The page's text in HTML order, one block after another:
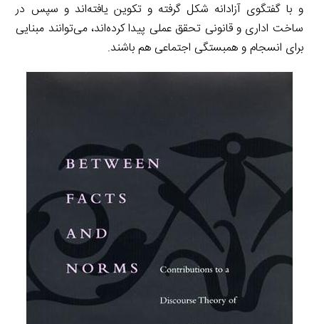
و با گفتگوی آزادانه شکل گرفته و تکوین یافته‌اند و سپس در
ساخت اداری و قانونی تحقق عملی پیدا کرده‌اند، می‌توانند مبنایی
برای انسجام و همبستگی اجتماعی هم باشند.